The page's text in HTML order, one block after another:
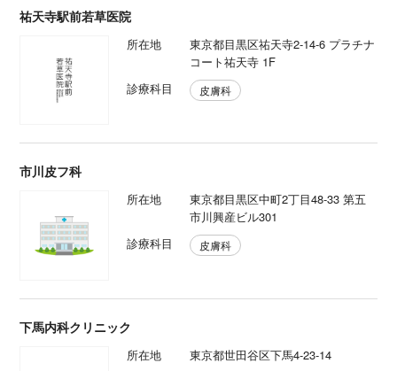
祐天寺駅前若草医院
所在地
東京都目黒区祐天寺2-14-6 プラチナ
コート祐天寺 1F
診療科目
皮膚科
市川皮フ科
所在地
東京都目黒区中町2丁目48-33 第五
市川興産ビル301
診療科目
皮膚科
下馬内科クリニック
所在地
東京都世田谷区下馬4-23-14